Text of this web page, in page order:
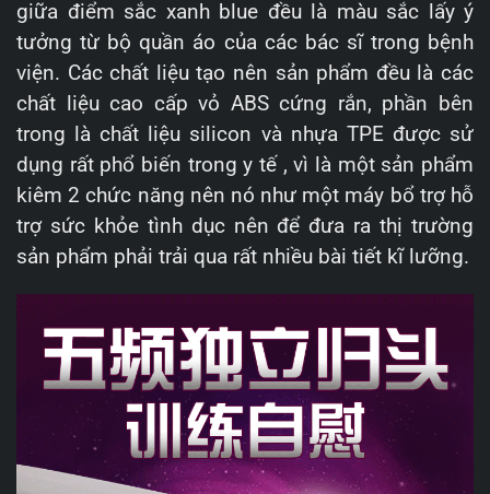
giữa điểm sắc xanh blue đều là màu sắc lấy ý
tưởng từ bộ quần áo của các bác sĩ trong bệnh
viện. Các chất liệu tạo nên sản phẩm đều là các
chất liệu cao cấp vỏ ABS cứng rắn, phần bên
trong là chất liệu silicon và nhựa TPE được sử
dụng rất phổ biến trong y tế , vì là một sản phẩm
kiêm 2 chức năng nên nó như một máy bổ trợ hỗ
trợ sức khỏe tình dục nên để đưa ra thị trường
sản phẩm phải trải qua rất nhiều bài tiết kĩ lưỡng.